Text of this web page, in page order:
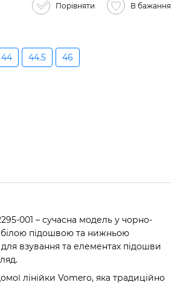
Порівняти В бажання
44 44.5 46
001 – сучасна модель у чорно-
білою підошвою та нижньою
взування та елементах підошви
лінійки Vomero, яка традиційно